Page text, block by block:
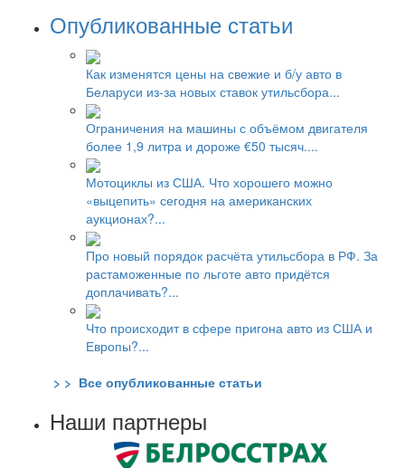
Опубликованные статьи
Как изменятся цены на свежие и б/у авто в
Беларуси из-за новых ставок утильсбора...
Ограничения на машины с объёмом двигателя
более 1,9 литра и дороже €50 тысяч....
Мотоциклы из США. Что хорошего можно
«выцепить» сегодня на американских
аукционах?...
Про новый порядок расчёта утильсбора в РФ. За
растаможенные по льготе авто придётся
доплачивать?...
Что происходит в сфере пригона авто из США и
Европы?...
> > Все опубликованные статьи
Наши партнеры